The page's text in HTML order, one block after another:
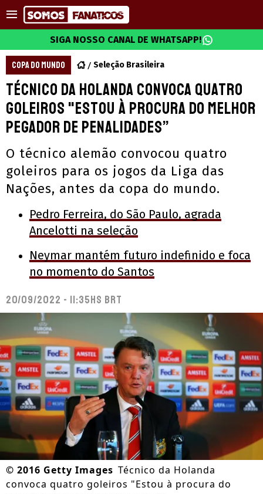
SIGA NOSSO CANAL DE WHATSAPP!
COPA DO MUNDO Seleção Brasileira
Técnico da Holanda convoca quatro
goleiros "Estou à procura do melhor
pegador de penalidades”
O técnico alemão convocou quatro
goleiros para os jogos da Liga das
Nações, antes da copa do mundo.
Pedro Ferreira, do São Paulo, agrada
Ancelotti na seleção
Neymar mantém futuro indefinido e foca
no momento do Santos
20/09/2022 - 11:35hs BRT
© 2016 Getty Images Técnico da Holanda
convoca quatro goleiros "Estou à procura do